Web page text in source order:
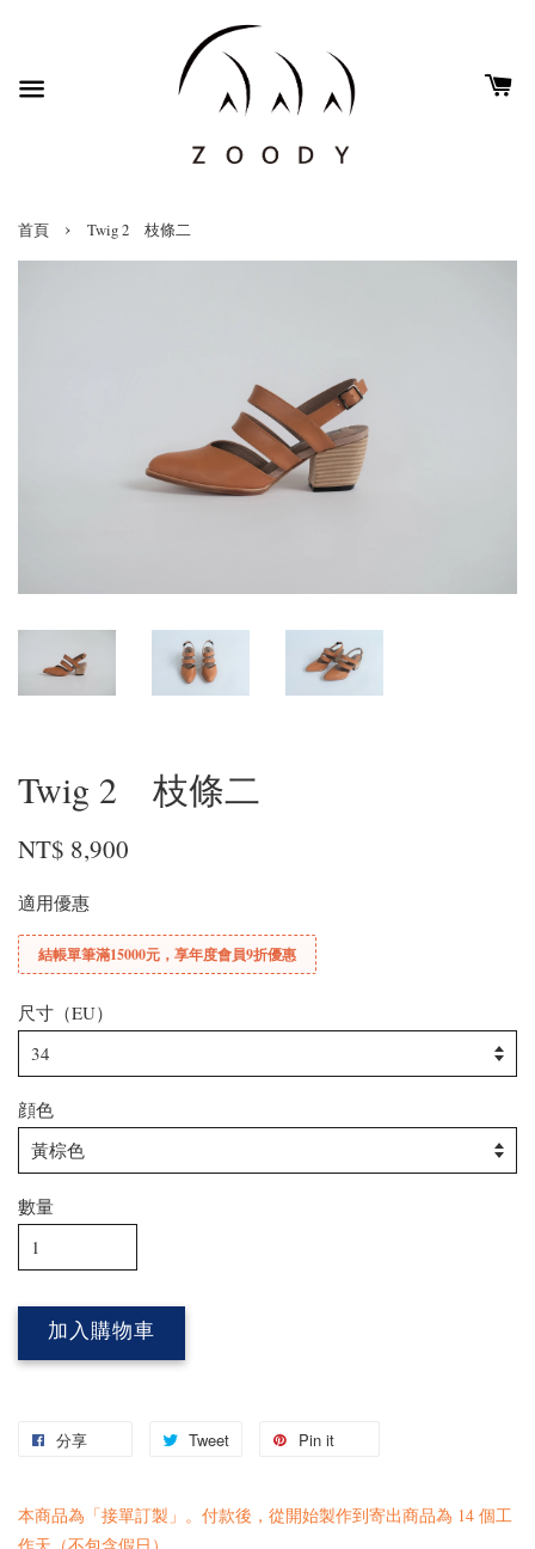
首頁 › Twig 2 枝條二
Twig 2 枝條二
NT$ 8,900
適用優惠
結帳單筆滿15000元，享年度會員9折優惠
尺寸（EU）
顔色
數量
加入購物車
分享 Tweet Pin it
本商品為「接單訂製」。付款後，從開始製作到寄出商品為 14 個工